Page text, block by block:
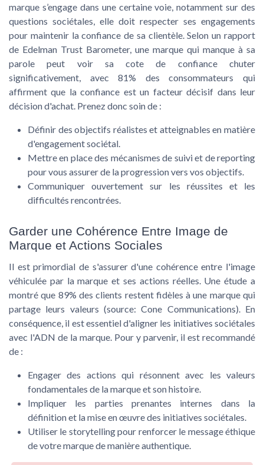
marque s’engage dans une certaine voie, notamment sur des
questions sociétales, elle doit respecter ses engagements
pour maintenir la confiance de sa clientèle. Selon un rapport
de Edelman Trust Barometer, une marque qui manque à sa
parole peut voir sa cote de confiance chuter
significativement, avec 81% des consommateurs qui
affirment que la confiance est un facteur décisif dans leur
décision d'achat. Prenez donc soin de :
Définir des objectifs réalistes et atteignables en matière
d'engagement sociétal.
Mettre en place des mécanismes de suivi et de reporting
pour vous assurer de la progression vers vos objectifs.
Communiquer ouvertement sur les réussites et les
difficultés rencontrées.
Garder une Cohérence Entre Image de
Marque et Actions Sociales
Il est primordial de s'assurer d'une cohérence entre l'image
véhiculée par la marque et ses actions réelles. Une étude a
montré que 89% des clients restent fidèles à une marque qui
partage leurs valeurs (source: Cone Communications). En
conséquence, il est essentiel d'aligner les initiatives sociétales
avec l'ADN de la marque. Pour y parvenir, il est recommandé
de :
Engager des actions qui résonnent avec les valeurs
fondamentales de la marque et son histoire.
Impliquer les parties prenantes internes dans la
définition et la mise en œuvre des initiatives sociétales.
Utiliser le storytelling pour renforcer le message éthique
de votre marque de manière authentique.